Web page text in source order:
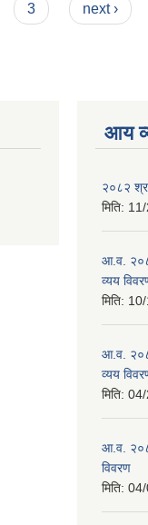
3 next ›
आय
२०८२
मिति:
आ.व.
व्यय
मिति:
आ.व.
व्यय
मिति:
आ.व.
विवरण
मिति: